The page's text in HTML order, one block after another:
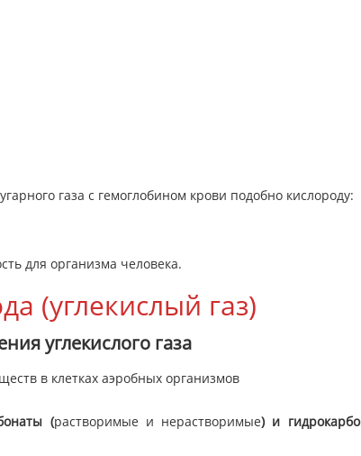
газа с гемоглобином крови подобно кислороду:
для организма человека.
(углекислый газ)
углекислого газа
в клетках аэробных организмов
(растворимые и нерастворимые) и